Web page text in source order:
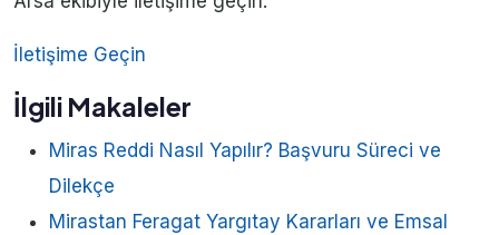
İletişime Geçin
İlgili Makaleler
Miras Reddi Nasıl Yapılır? Başvuru Süreci ve
Dilekçe
Mirastan Feragat Yargıtay Kararları ve Emsal